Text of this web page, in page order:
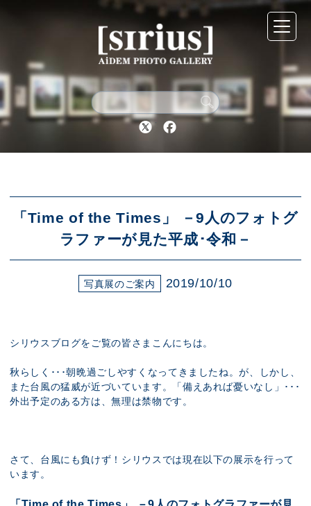
Twitter Facebook
「Time of the Times」 －9人のフォトグ
ラファーが見た平成･令和－
写真展のご案内 2019/10/10
シリウスブログをご覧の皆さまこんにちは。
秋らしく･･･朝晩過ごしやすくなってきましたね。が、しかし、
また台風の猛威が近づいています。「備えあれば憂いなし」･･･
外出予定のある方は、無理は禁物です。
さて、台風にも負けず！シリウスでは現在以下の展示を行って
います。
シリウスについて
展示スケジュール
アクセス
ブログ